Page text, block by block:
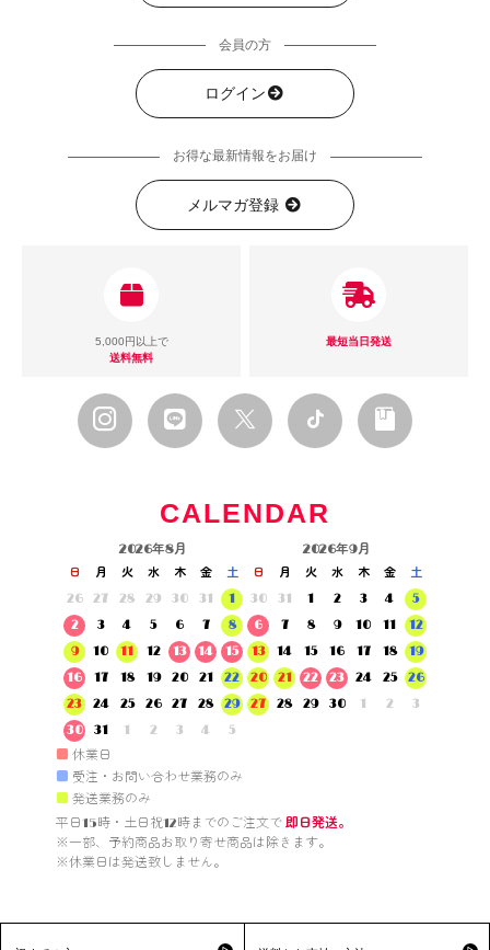
会員の方
ログイン
お得な最新情報をお届け
メルマガ登録
5,000円以上で
送料無料
最短当日発送
CALENDAR
2026年8月
日 月 火 水 木 金
土
26
27 28 29 30 31
1
2
3 4 5 6 7
8
9
10 11 12 13 14
15
16
17 18 19 20 21
22
23
24 25 26 27 28
29
30
31 1 2 3 4 5
2026年9月
日 月 火 水 木 金
土
30
31 1 2 3 4
5
6
7 8 9 10 11
12
13
14 15 16 17 18
19
20
21 22 23 24 25
26
27
28 29 30 1 2 3
■ 休業日
■ 受注・お問い合わせ業務のみ
■ 発送業務のみ
平日15時・土日祝12時までのご注文で 即日発送。
※一部、予約商品お取り寄せ商品は除きます。
※休業日は発送致しません。